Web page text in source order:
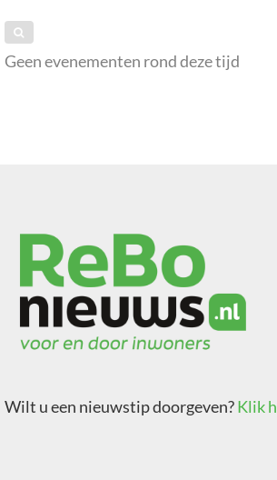
Geen evenementen rond deze tijd
Wilt u een nieuwstip doorgeven?Klik